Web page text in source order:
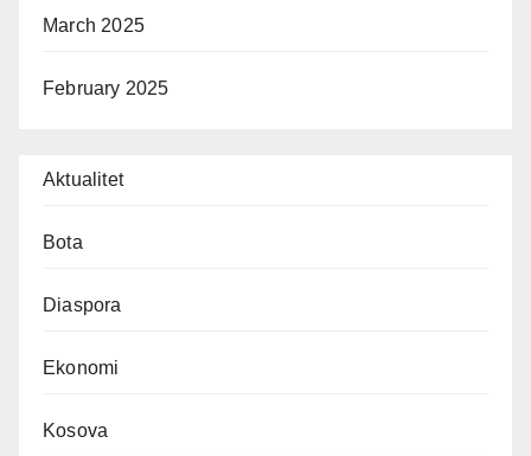
March 2025
February 2025
Aktualitet
Bota
Diaspora
Ekonomi
Kosova